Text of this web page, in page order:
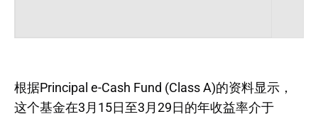
根据Principal e-Cash Fund (Class A)的资料显示，
这个基金在3月15日至3月29日的年收益率介于